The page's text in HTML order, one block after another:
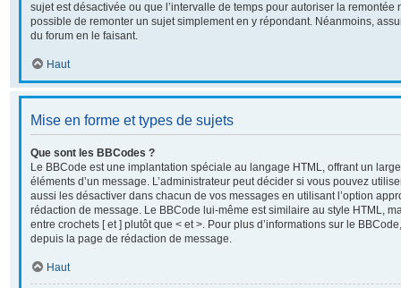
sujet est désactivée ou que l’intervalle de temps pour autoriser la remontée
possible de remonter un sujet simplement en y répondant. Néanmoins,
du forum en le faisant.
Haut
Mise en forme et types de sujets
Que sont les BBCodes ?
Le BBCode est une implantation spéciale au langage HTML, offrant un
éléments d’un message. L’administrateur peut décider si vous pouvez
aussi les désactiver dans chacun de vos messages en utilisant l’option
rédaction de message. Le BBCode lui-même est similaire au style HTML,
entre crochets [ et ] plutôt que < et >. Pour plus d’informations sur le
depuis la page de rédaction de message.
Haut